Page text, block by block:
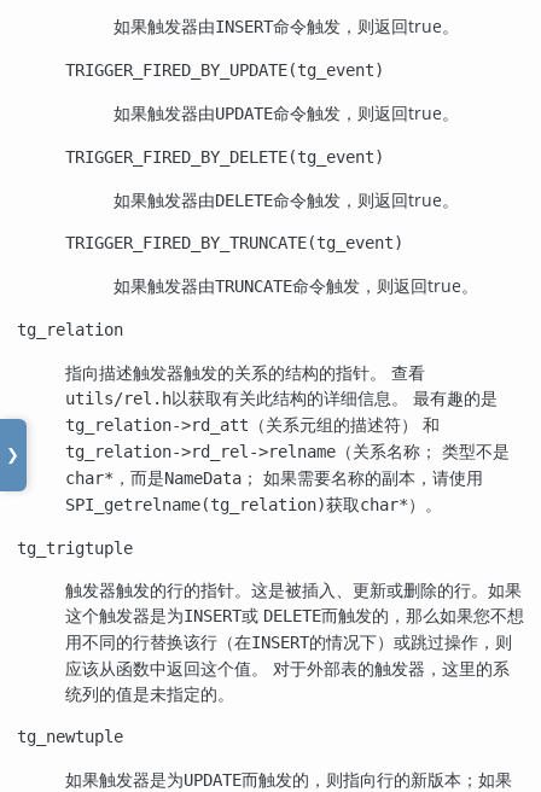
❯
如果触发器由INSERT命令触发，则返回true。
TRIGGER_FIRED_BY_UPDATE(tg_event)
如果触发器由UPDATE命令触发，则返回true。
TRIGGER_FIRED_BY_DELETE(tg_event)
如果触发器由DELETE命令触发，则返回true。
TRIGGER_FIRED_BY_TRUNCATE(tg_event)
如果触发器由TRUNCATE命令触发，则返回true。
tg_relation
指向描述触发器触发的关系的结构的指针。 查看
utils/rel.h以获取有关此结构的详细信息。 最有趣的是
tg_relation->rd_att （关系元组的描述符） 和
tg_relation->rd_rel->relname （关系名称； 类型不是
char* ，而是NameData ； 如果需要名称的副本，请使用
SPI_getrelname(tg_relation)获取char*）。
tg_trigtuple
触发器触发的行的指针。这是被插入、更新或删除的行。如果
这个触发器是为INSERT或 DELETE而触发的，那么如果您不想
用不同的行替换该行（在INSERT的情况下）或跳过操作，则
应该从函数中返回这个值。 对于外部表的触发器，这里的系
统列的值是未指定的。
tg_newtuple
如果触发器是为UPDATE而触发的，则指向行的新版本；如果